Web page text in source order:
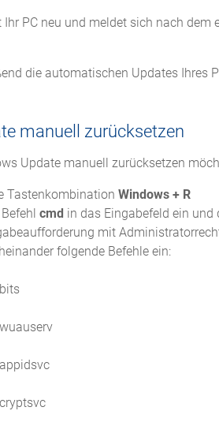
PC neu und meldet sich nach
die automatischen Updates Ihres
manuell zurücksetzen
Update manuell zurücksetzen
Tastenkombination Windows + R
cmd in das Eingabefeld ein
mit
folgende Befehle ein: